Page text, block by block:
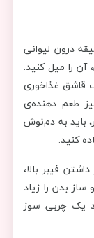
هل را خرد کرده، به مدت 20 دقیقه درون لیوانی
را میل کنید.
قاشق غذاخوری
طعم دهنده‌ی
باید به دم‌نوش
کنید.
فیبر بالا،
بدن را زیاد
یک چربی سوز